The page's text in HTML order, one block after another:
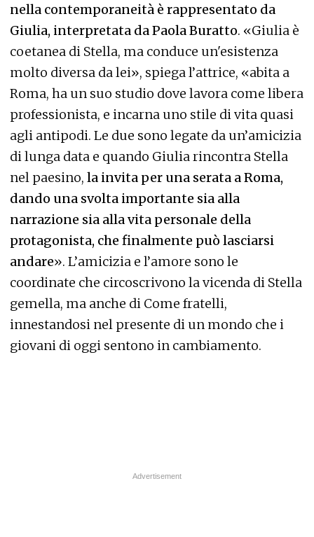
nella contemporaneità è rappresentato da
Giulia, interpretata da Paola Buratto. «Giulia è
coetanea di Stella, ma conduce un'esistenza
molto diversa da lei», spiega l’attrice, «abita a
Roma, ha un suo studio dove lavora come libera
professionista, e incarna uno stile di vita quasi
agli antipodi. Le due sono legate da un’amicizia
di lunga data e quando Giulia rincontra Stella
nel paesino, la invita per una serata a Roma,
dando una svolta importante sia alla
narrazione sia alla vita personale della
protagonista, che finalmente può lasciarsi
andare». L’amicizia e l’amore sono le
coordinate che circoscrivono la vicenda di Stella
gemella, ma anche di Come fratelli,
innestandosi nel presente di un mondo che i
giovani di oggi sentono in cambiamento.